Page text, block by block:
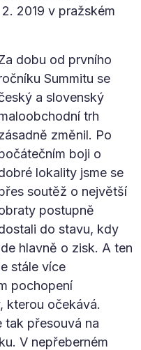
2019 v pražském
dobu od prvního
Summitu se
a slovenský
trh
změnil. Po
boji o
lokality jsme se
soutěž o největší
postupně
do stavu, kdy
hlavně o zisk. A ten
stále více
pochopení
kterou očekává.
tak přesouvá na
V nepřeberném